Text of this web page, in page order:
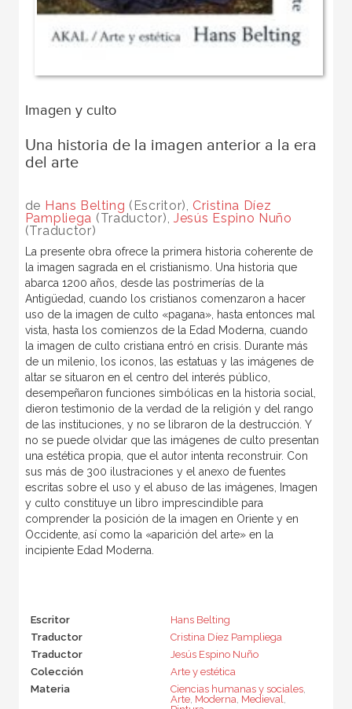
Imagen y culto
Una historia de la imagen anterior a la era
del arte
de Hans Belting (Escritor), Cristina Díez
Pampliega (Traductor), Jesús Espino Nuño
(Traductor)
La presente obra ofrece la primera historia coherente de
la imagen sagrada en el cristianismo. Una historia que
abarca 1200 años, desde las postrimerías de la
Antigüedad, cuando los cristianos comenzaron a hacer
uso de la imagen de culto «pagana», hasta entonces mal
vista, hasta los comienzos de la Edad Moderna, cuando
la imagen de culto cristiana entró en crisis. Durante más
de un milenio, los iconos, las estatuas y las imágenes de
altar se situaron en el centro del interés público,
desempeñaron funciones simbólicas en la historia social,
dieron testimonio de la verdad de la religión y del rango
de las instituciones, y no se libraron de la destrucción. Y
no se puede olvidar que las imágenes de culto presentan
una estética propia, que el autor intenta reconstruir. Con
sus más de 300 ilustraciones y el anexo de fuentes
escritas sobre el uso y el abuso de las imágenes, Imagen
y culto constituye un libro imprescindible para
comprender la posición de la imagen en Oriente y en
Occidente, así como la «aparición del arte» en la
incipiente Edad Moderna.
Escritor
Hans Belting
Traductor
Cristina Díez Pampliega
Traductor
Jesús Espino Nuño
Colección
Arte y estética
Materia
Ciencias humanas y sociales,
Arte, Moderna, Medieval,